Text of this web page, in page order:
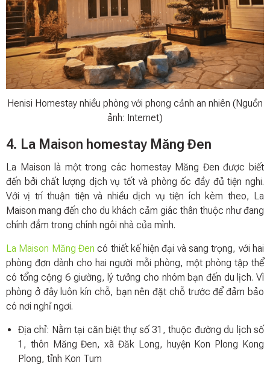
Henisi Homestay nhiều phòng với phong cảnh an nhiên (Nguồn
ảnh: Internet)
4. La Maison homestay Măng Đen
La Maison là một trong các homestay Măng Đen được biết
đến bởi chất lượng dịch vụ tốt và phòng ốc đầy đủ tiện nghi.
Với vị trí thuận tiện và nhiều dịch vụ tiện ích kèm theo, La
Maison mang đến cho du khách cảm giác thân thuộc như đang
chính đắm trong chính ngôi nhà của mình.
La Maison Măng Đen có thiết kế hiện đại và sang trọng, với hai
phòng đơn dành cho hai người mỗi phòng, một phòng tập thể
có tổng cộng 6 giường, lý tưởng cho nhóm bạn đến du lịch. Vì
phòng ở đây luôn kín chỗ, bạn nên đặt chỗ trước để đảm bảo
có nơi nghỉ ngơi.
Địa chỉ: Nằm tại căn biệt thự số 31, thuộc đường du lịch số
1, thôn Măng Đen, xã Đăk Long, huyện Kon Plong Kong
Plong, tỉnh Kon Tum